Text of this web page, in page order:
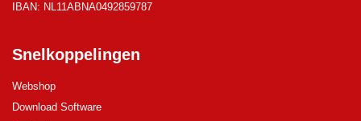
IBAN: NL11ABNA0492859787
Snelkoppelingen
Webshop
Download Software